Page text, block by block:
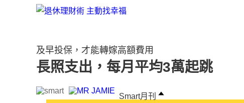
及早投保，才能轉嫁高額費用
長照支出，每月平均3萬起跳
Smart月刊